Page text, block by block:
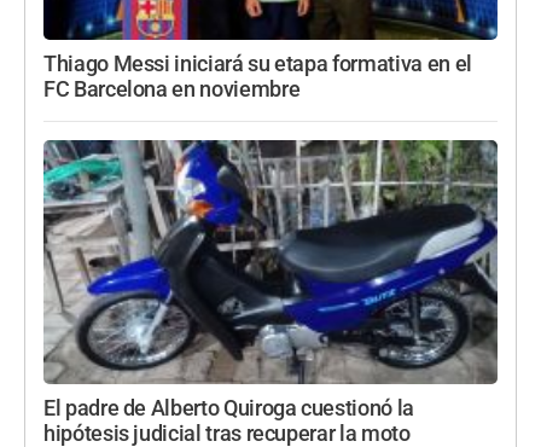
Thiago Messi iniciará su etapa formativa en el
FC Barcelona en noviembre
El padre de Alberto Quiroga cuestionó la
hipótesis judicial tras recuperar la moto